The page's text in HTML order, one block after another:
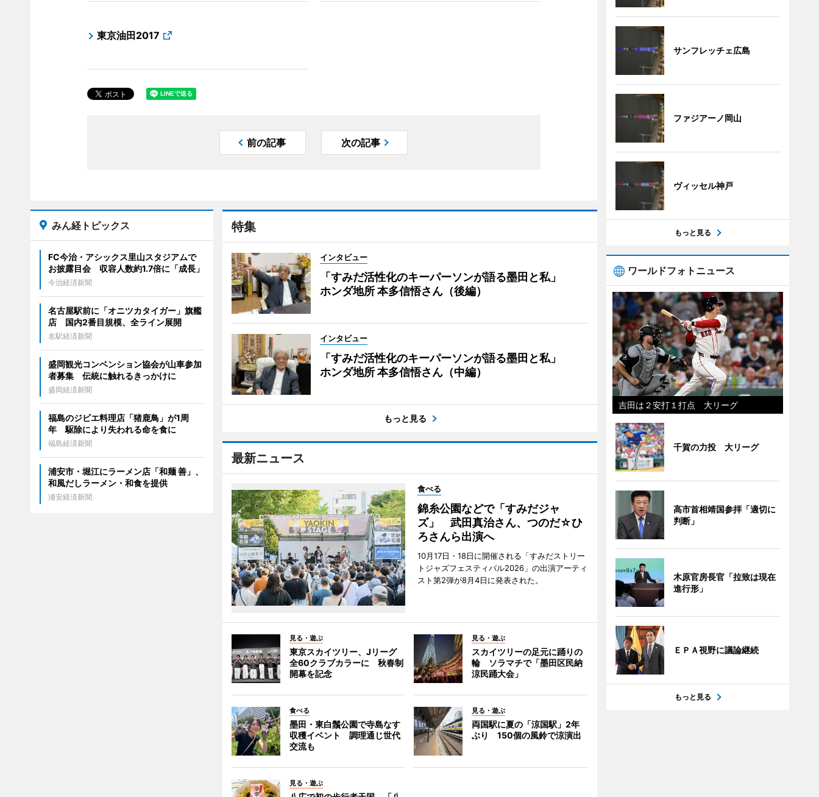
東京油田2017
前の記事 次の記事
特集
インタビュー
「すみだ活性化のキーパーソンが語る墨田と私」
ホンダ地所 本多信悟さん（後編）
インタビュー
「すみだ活性化のキーパーソンが語る墨田と私」
ホンダ地所 本多信悟さん（中編）
もっと見る
最新ニュース
食べる
錦糸公園などで「すみだジャ
ズ」 武田真治さん、つのだ☆ひ
ろさんら出演へ
10月17日・18日に開催される「すみだストリー
トジャズフェスティバル2026」の出演アーティ
スト第2弾が8月4日に発表された。
見る・遊ぶ
東京スカイツリー、Jリーグ
全60クラブカラーに 秋春制
開幕を記念
見る・遊ぶ
スカイツリーの足元に踊りの
輪 ソラマチで「墨田区民納
涼民踊大会」
食べる
墨田・東白鬚公園で寺島なす
収穫イベント 調理通じ世代
交流も
見る・遊ぶ
両国駅に夏の「涼国駅」2年
ぶり 150個の風鈴で涼演出
見る・遊ぶ
みん経トピックス
FC今治・アシックス里山スタジアムで
お披露目会 収容人数約1.7倍に「成長」
今治経済新聞
名古屋駅前に「オニツカタイガー」旗艦
店 国内2番目規模、全ライン展開
名駅経済新聞
盛岡観光コンベンション協会が山車参加
者募集 伝統に触れるきっかけに
盛岡経済新聞
福島のジビエ料理店「猪鹿鳥」が1周
年 駆除により失われる命を食に
福島経済新聞
浦安市・堀江にラーメン店「和麺 善」、
和風だしラーメン・和食を提供
浦安経済新聞
サンフレッチェ広島
ファジアーノ岡山
ヴィッセル神戸
もっと見る
ワールドフォトニュース
吉田は２安打１打点 大リーグ
千賀の力投 大リーグ
高市首相靖国参拝「適切に
判断」
木原官房長官「拉致は現在
進行形」
ＥＰＡ視野に議論継続
もっと見る